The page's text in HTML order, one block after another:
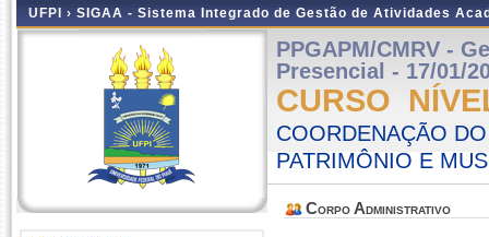
UFPI › SIGAA - Sistema Integrado de Gestão de Atividades
PPGAPM/CMRV -
Presencial - 17/01/
CURSO
COORDENAÇÃO
PATRIMÔNIO E
Corpo Administrativo